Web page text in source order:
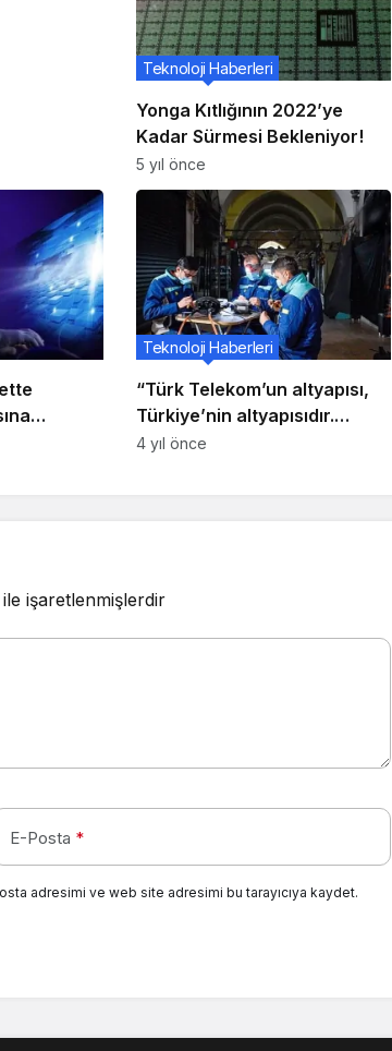
Yonga Kıtlığının 2022’ye
Kadar Sürmesi Bekleniyor!
Teknoloji Haberleri
5 yıl önce
ipucu
“Türk Telekom’un altyapısı,
Türkiye’nin altyapısıdır.
Türkiye’de fiber demek Türk
Teknoloji Haberleri
4 yıl önce
ile işaretlenmişlerdir
E-Posta *
adresimi ve web site adresimi bu tarayıcıya kaydet.